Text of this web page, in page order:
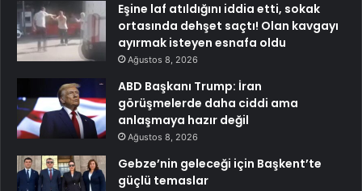
Eşine laf atıldığını iddia etti, sokak
ortasında dehşet saçtı! Olan kavgayı
ayırmak isteyen esnafa oldu
Ağustos 8, 2026
ABD Başkanı Trump: İran
görüşmelerde daha ciddi ama
anlaşmaya hazır değil
Ağustos 8, 2026
Gebze’nin geleceği için Başkent’te
güçlü temaslar